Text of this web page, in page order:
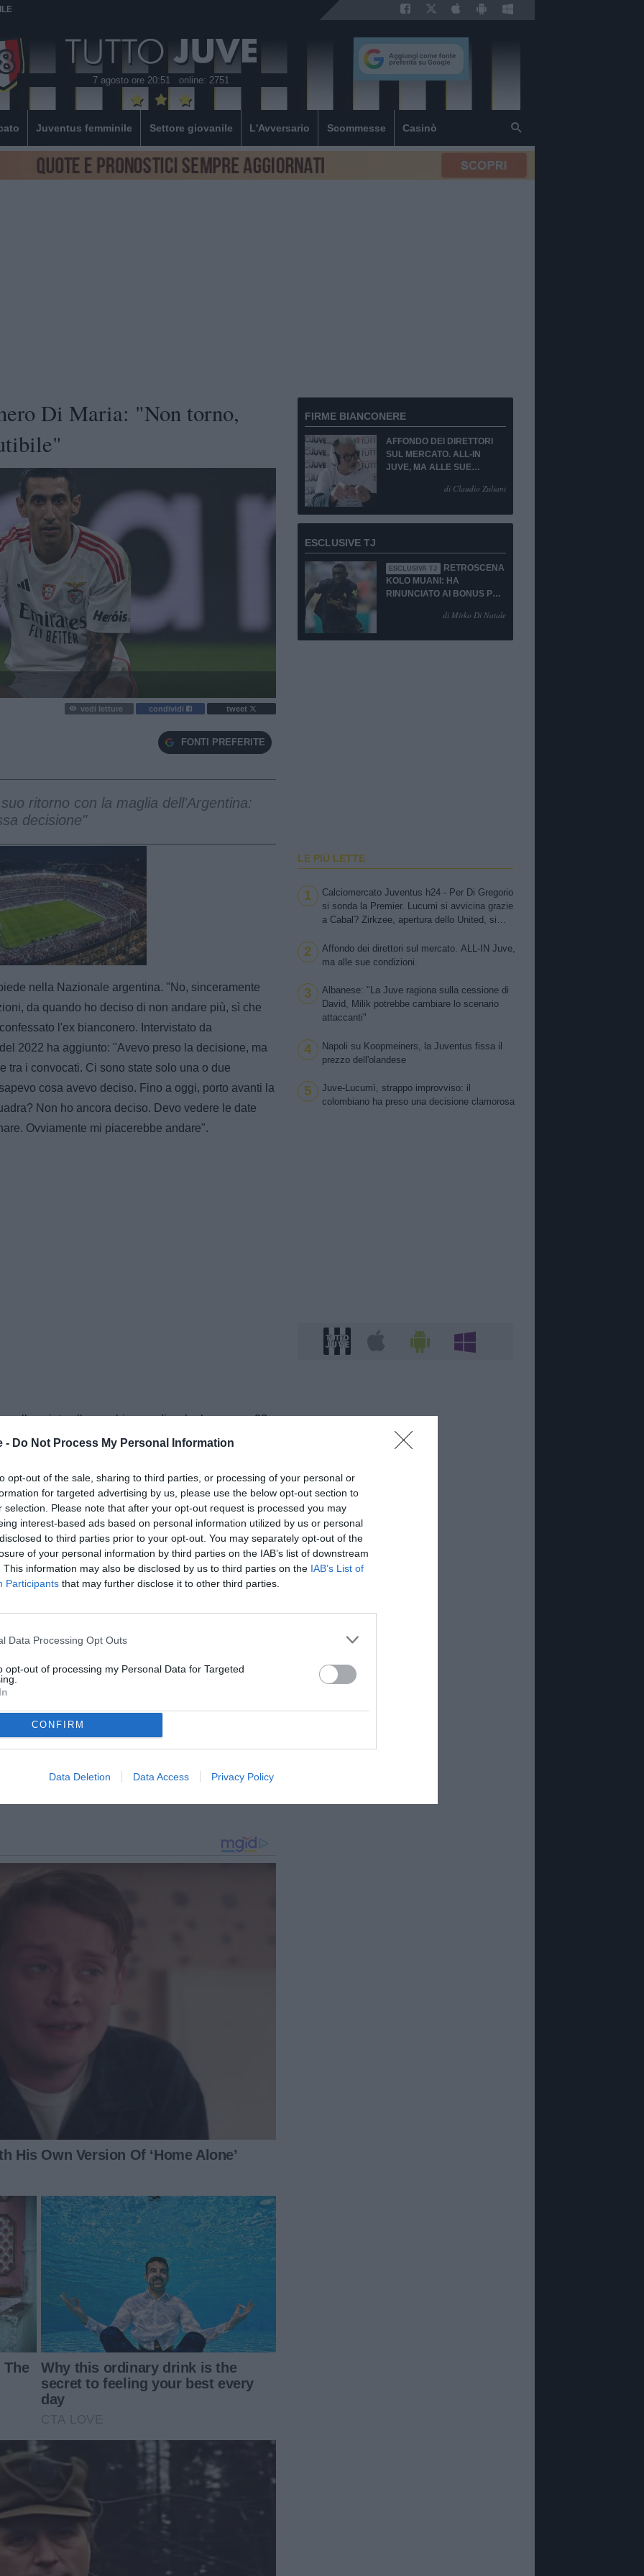
- Do Not Process My Personal Information
opt-out of the sale, sharing to third parties, or processing of your personal or
for targeted advertising by us, please use the below opt-out section to
selection. Please note that after your opt-out request is processed you may
interest-based ads based on personal information utilized by us or personal
to third parties prior to your opt-out. You may separately opt-out of the
of your personal information by third parties on the IAB’s list of downstream
This information may also be disclosed by us to third parties on the IAB’s List of
Participants that may further disclose it to other third parties.
Data Processing Opt Outs
opt-out of processing my Personal Data for Targeted
CONFIRM
Data Deletion Data Access Privacy Policy
7 agosto ore 20:51 online: 2751
Juventus femminile Settore giovanile L'Avversario Scommesse Casinò
Di Maria: "Non torno,
vedi letture condividi tweet
FONTI PREFERITE
ritorno con la maglia dell'Argentina:
decisione"
Loaded :
100.00%
nella Nazionale argentina. "No, sinceramente
da quando ho deciso di non andare più, sì che
l'ex bianconero. Intervistato da
2022 ha aggiunto: "Avevo preso la decisione, ma
tra i convocati. Ci sono state solo una o due
cosa avevo deciso. Fino a oggi, porto avanti la
Non ho ancora deciso. Devo vedere le date
Ovviamente mi piacerebbe andare".
spinta alla vecchia guardia, che ha ancora 28
– ha precisato Di Maria –. Credo che quella
spinge, perché cerca un posto, perché vuole
volta quello che Scaloni ha sempre detto: l'unico
e collaboratore di Tuttosport, dove segue l’attualità della
FIRME BIANCONERE
AFFONDO DEI DIRETTORI
SUL MERCATO. ALL-IN
JUVE, MA ALLE SUE
di Claudio Zuliani
ESCLUSIVE TJ
ESCLUSIVA TJ
RETROSCENA
KOLO MUANI: HA
RINUNCIATO AI BONUS PUR
di Mirko Di Natale
LE PIÙ LETTE
1
Calciomercato Juventus h24 - Per Di Gregorio
si sonda la Premier. Lucumi si avvicina grazie
a Cabal? Zirkzee, apertura dello United, si
2
Affondo dei direttori sul mercato. ALL-IN Juve,
ma alle sue condizioni.
3
Albanese: "La Juve ragiona sulla cessione di
David, Milik potrebbe cambiare lo scenario
attaccanti"
4
Napoli su Koopmeiners, la Juventus fissa il
prezzo dell'olandese
5
Juve-Lucumì, strappo improvviso: il
colombiano ha preso una decisione clamorosa